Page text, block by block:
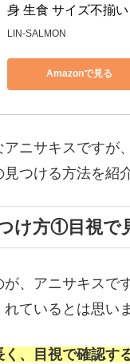
身 生食 サイズ不揃
LIN-SALMON
Amazonで見る
ニサキスですが
つける方法を紹
け方①目視で
、アニサキスで
ているとは思い
、目視で確認す